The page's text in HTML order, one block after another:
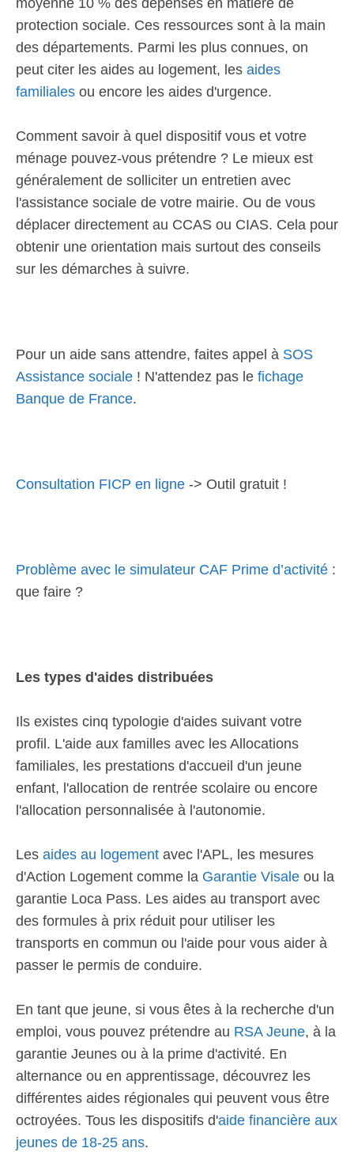
moyenne 10 % des dépenses en matière de
protection sociale. Ces ressources sont à la main
des départements. Parmi les plus connues, on
peut citer les aides au logement, les aides
familiales ou encore les aides d'urgence.
Comment savoir à quel dispositif vous et votre
ménage pouvez-vous prétendre ? Le mieux est
généralement de solliciter un entretien avec
l'assistance sociale de votre mairie. Ou de vous
déplacer directement au CCAS ou CIAS. Cela pour
obtenir une orientation mais surtout des conseils
sur les démarches à suivre.
Pour un aide sans attendre, faites appel à SOS
Assistance sociale ! N'attendez pas le fichage
Banque de France.
Consultation FICP en ligne -> Outil gratuit !
Problème avec le simulateur CAF Prime d’activité :
que faire ?
Les types d'aides distribuées
Ils existes cinq typologie d'aides suivant votre
profil. L'aide aux familles avec les Allocations
familiales, les prestations d'accueil d'un jeune
enfant, l'allocation de rentrée scolaire ou encore
l'allocation personnalisée à l'autonomie.
Les aides au logement avec l'APL, les mesures
d'Action Logement comme la Garantie Visale ou la
garantie Loca Pass. Les aides au transport avec
des formules à prix réduit pour utiliser les
transports en commun ou l'aide pour vous aider à
passer le permis de conduire.
En tant que jeune, si vous êtes à la recherche d'un
emploi, vous pouvez prétendre au RSA Jeune, à la
garantie Jeunes ou à la prime d'activité. En
alternance ou en apprentissage, découvrez les
différentes aides régionales qui peuvent vous être
octroyées. Tous les dispositifs d'aide financière aux
jeunes de 18-25 ans.